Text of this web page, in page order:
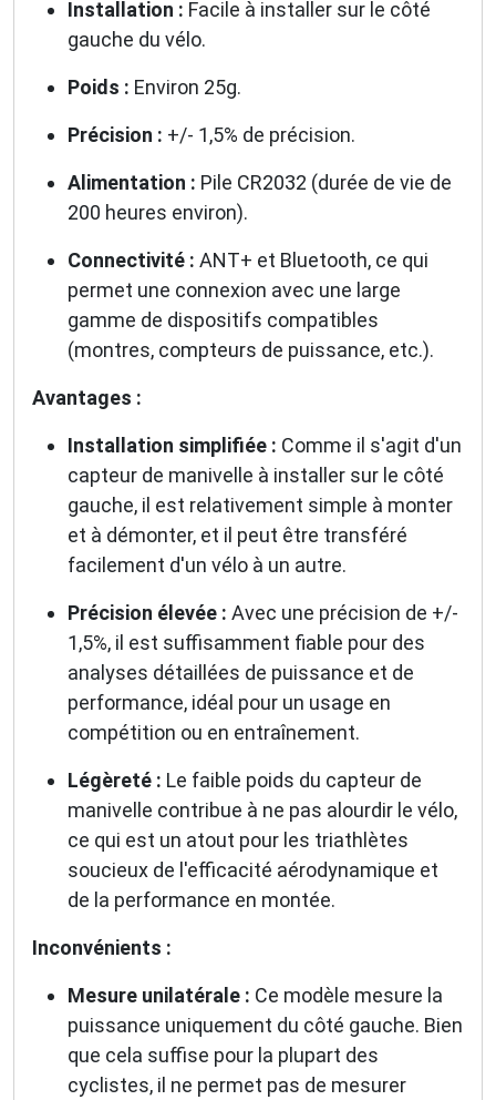
Installation : Facile à installer sur le côté
gauche du vélo.
Poids : Environ 25g.
Précision : +/- 1,5% de précision.
Alimentation : Pile CR2032 (durée de vie de
200 heures environ).
Connectivité : ANT+ et Bluetooth, ce qui
permet une connexion avec une large
gamme de dispositifs compatibles
(montres, compteurs de puissance, etc.).
Avantages :
Installation simplifiée : Comme il s'agit d'un
capteur de manivelle à installer sur le côté
gauche, il est relativement simple à monter
et à démonter, et il peut être transféré
facilement d'un vélo à un autre.
Précision élevée : Avec une précision de +/-
1,5%, il est suffisamment fiable pour des
analyses détaillées de puissance et de
performance, idéal pour un usage en
compétition ou en entraînement.
Légèreté : Le faible poids du capteur de
manivelle contribue à ne pas alourdir le vélo,
ce qui est un atout pour les triathlètes
soucieux de l'efficacité aérodynamique et
de la performance en montée.
Inconvénients :
Mesure unilatérale : Ce modèle mesure la
puissance uniquement du côté gauche. Bien
que cela suffise pour la plupart des
cyclistes, il ne permet pas de mesurer